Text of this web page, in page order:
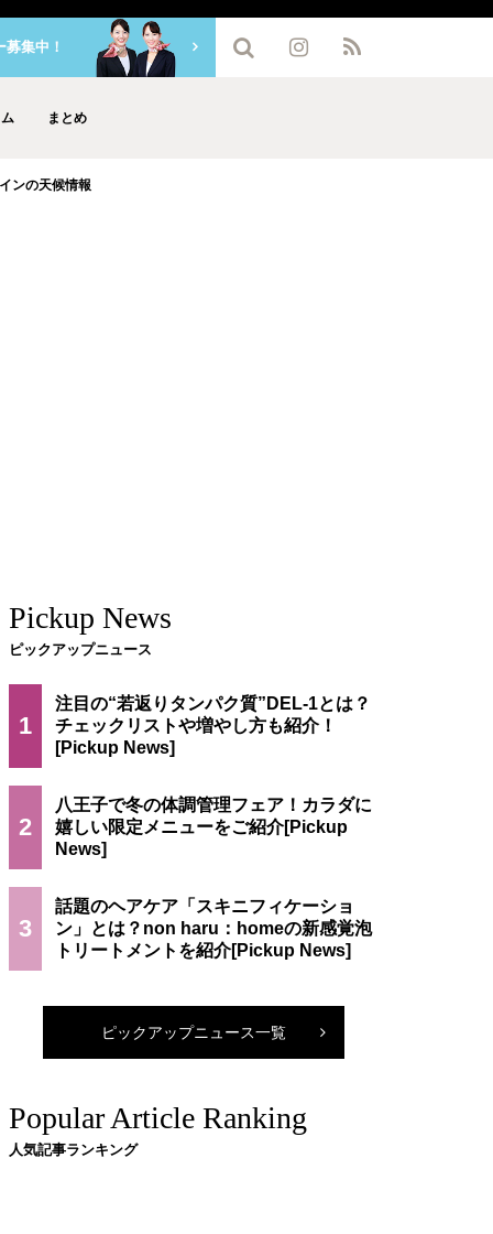
まとめ
集中！
ンの天候情報
Pickup News
ピックアップニュース
1
注目の“若返りタンパク質”DEL-1とは？
チェックリストや増やし方も紹介！
2
八王子で冬の体調管理フェア！カラダに
嬉しい限定メニューをご紹介
3
話題のヘアケア「スキニフィケーショ
ン」とは？non haru：homeの新感覚泡
トリートメントを紹介
ピックアップニュース一覧
Popular Article Ranking
人気記事ランキング